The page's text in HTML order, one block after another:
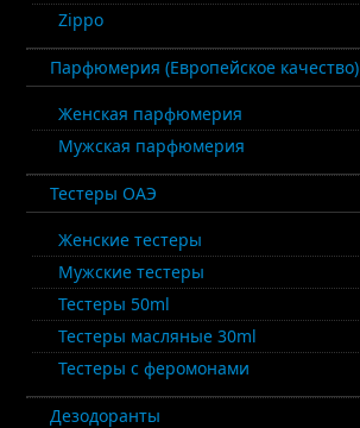
Zippo
Парфюмерия (Европейское качество)
Женская парфюмерия
Мужская парфюмерия
Тестеры ОАЭ
Женские тестеры
Мужские тестеры
Тестеры 50ml
Тестеры масляные 30ml
Тестеры с феромонами
Дезодоранты